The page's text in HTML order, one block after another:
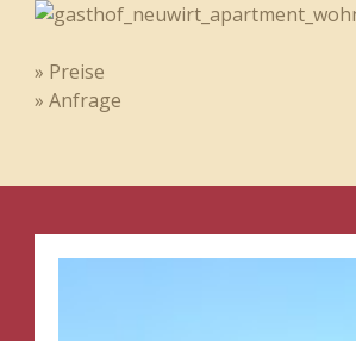
» Preise
» Anfrage